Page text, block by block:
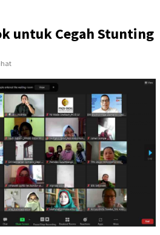
untuk Cegah Stunting